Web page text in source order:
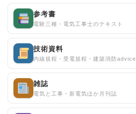
参考書
電験三種・電気工事士のテキスト
技術資料
内線規程・受電規程・建築消防advice
雑誌
電気と工事・新電気ほか月刊誌